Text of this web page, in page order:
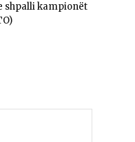
shpalli kampionët